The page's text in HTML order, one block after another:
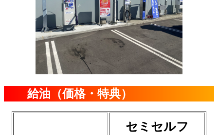
給油（価格・特典）
セミセルフ